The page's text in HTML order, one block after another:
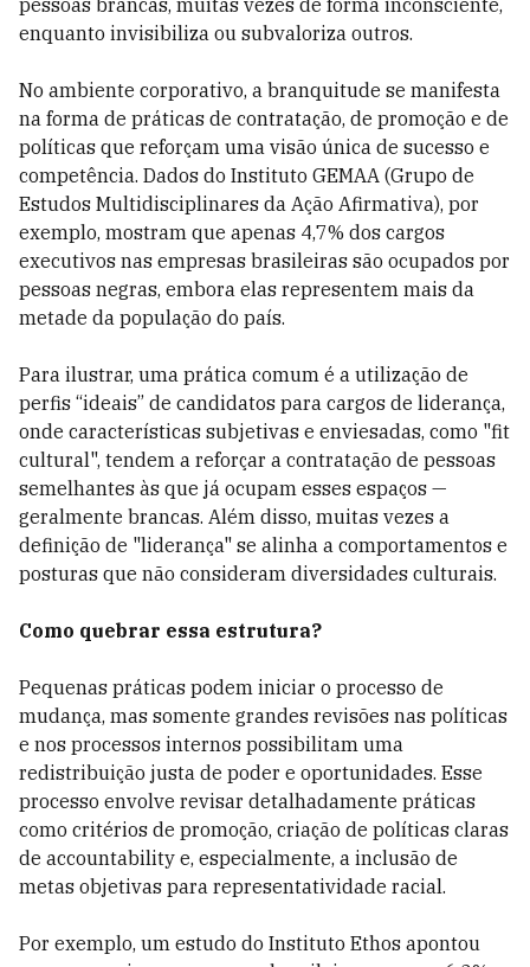
pessoas brancas, muitas vezes de forma inconsciente,
enquanto invisibiliza ou subvaloriza outros.
No ambiente corporativo, a branquitude se manifesta
na forma de práticas de contratação, de promoção e de
políticas que reforçam uma visão única de sucesso e
competência. Dados do Instituto GEMAA (Grupo de
Estudos Multidisciplinares da Ação Afirmativa), por
exemplo, mostram que apenas 4,7% dos cargos
executivos nas empresas brasileiras são ocupados por
pessoas negras, embora elas representem mais da
metade da população do país.
Para ilustrar, uma prática comum é a utilização de
perfis “ideais” de candidatos para cargos de liderança,
onde características subjetivas e enviesadas, como "fit
cultural", tendem a reforçar a contratação de pessoas
semelhantes às que já ocupam esses espaços —
geralmente brancas. Além disso, muitas vezes a
definição de "liderança" se alinha a comportamentos e
posturas que não consideram diversidades culturais.
Como quebrar essa estrutura?
Pequenas práticas podem iniciar o processo de
mudança, mas somente grandes revisões nas políticas
e nos processos internos possibilitam uma
redistribuição justa de poder e oportunidades. Esse
processo envolve revisar detalhadamente práticas
como critérios de promoção, criação de políticas claras
de accountability e, especialmente, a inclusão de
metas objetivas para representatividade racial.
Por exemplo, um estudo do Instituto Ethos apontou